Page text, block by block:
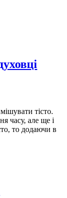
тісто.
часу, але ще і
то додаючи в